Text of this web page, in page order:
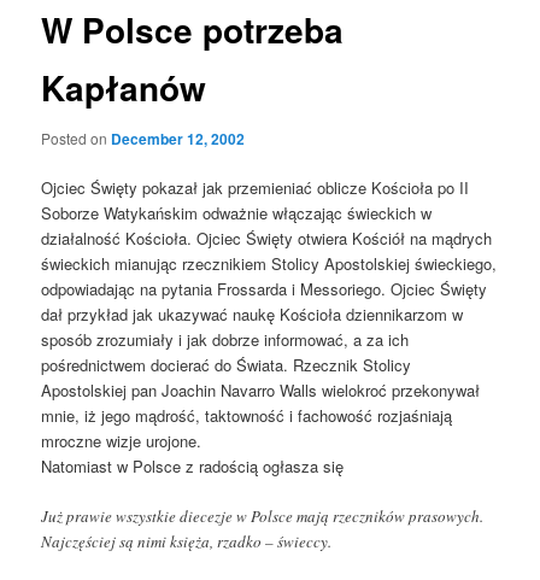
W Polsce potrzeba
Kapłanów
Posted on December 12, 2002
Ojciec Święty pokazał jak przemieniać oblicze Kościoła po II
Soborze Watykańskim odważnie włączając świeckich w
działalność Kościoła. Ojciec Święty otwiera Kościół na mądrych
świeckich mianując rzecznikiem Stolicy Apostolskiej świeckiego,
odpowiadając na pytania Frossarda i Messoriego. Ojciec Święty
dał przykład jak ukazywać naukę Kościoła dziennikarzom w
sposób zrozumiały i jak dobrze informować, a za ich
pośrednictwem docierać do Świata. Rzecznik Stolicy
Apostolskiej pan Joachin Navarro Walls wielokroć przekonywał
mnie, iż jego mądrość, taktowność i fachowość rozjaśniają
mroczne wizje urojone.
Natomiast w Polsce z radością ogłasza się
Już prawie wszystkie diecezje w Polsce mają rzeczników prasowych.
Najczęściej są nimi księża, rzadko – świeccy.